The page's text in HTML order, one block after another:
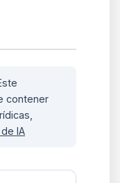
contener
IA